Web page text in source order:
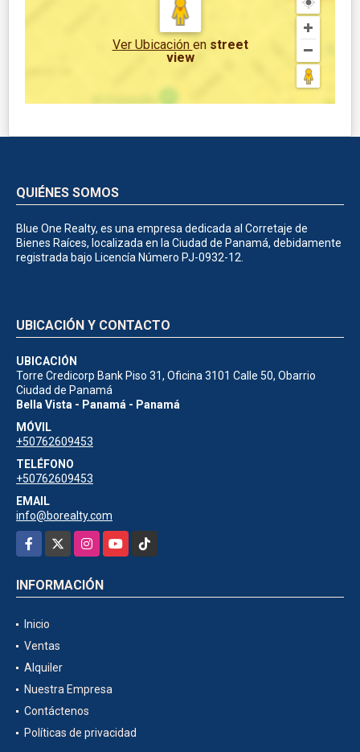
Ver Ubicación en street
view
QUIÉNES SOMOS
Blue One Realty, es una empresa dedicada al Corretaje de
Bienes Raíces, localizada en la Ciudad de Panamá, debidamente
registrada bajo Licencía Número PJ-0932-12.
UBICACIÓN Y CONTACTO
UBICACIÓN
Torre Credicorp Bank Piso 31, Oficina 3101 Calle 50, Obarrio
Ciudad de Panamá
Bella Vista - Panamá - Panamá
MÓVIL
+50762609453
TELÉFONO
+50762609453
EMAIL
info@borealty.com
Facebook
InstagramYouTubeTikTok
INFORMACIÓN
Inicio
Ventas
Alquiler
Nuestra Empresa
Contáctenos
Políticas de privacidad